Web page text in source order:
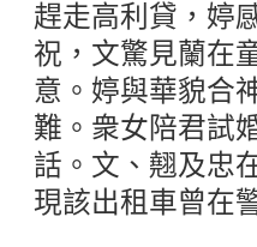
趕走高利貸，婷
祝，文驚見蘭在
意。婷與華貌合
難。衆女陪君試
話。文、翹及忠
現該出租車曾在